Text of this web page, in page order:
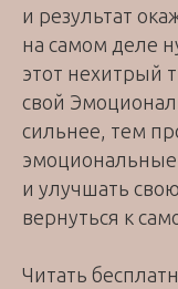
и результат
на самом деле
этот нехитрый
свой
сильнее, тем
эмоциональные
и улучшать
вернуться к
Читать